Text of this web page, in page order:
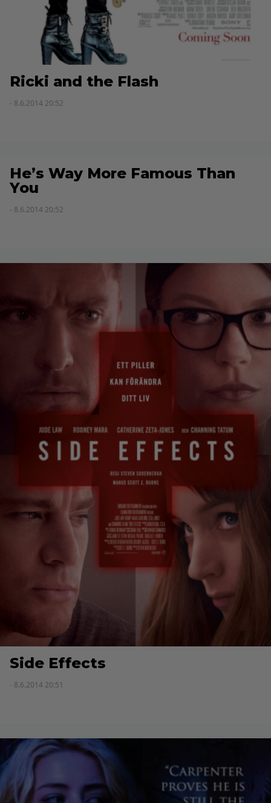
Ricki and the Flash
- 8.6.2014 20:52
He’s Way More Famous Than
You
- 8.6.2014 20:52
Side Effects
- 8.6.2014 20:51